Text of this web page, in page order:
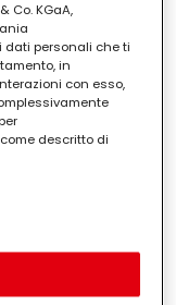
al burro a
il
il lievito
gli ingredienti.
una sfoglia
taglia biscotti.
Co. KGaA,
dati personali che ti
in
con esso,
descritto di
Informativa sulla
anche